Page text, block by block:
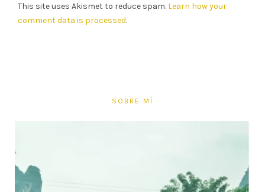
This site uses Akismet to reduce spam. Learn how your
comment data is processed.
SOBRE MÍ